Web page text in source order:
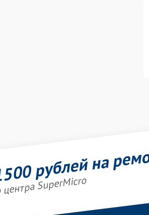
рублей на
SuperMicro